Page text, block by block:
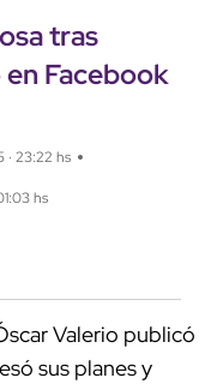
tras
Facebook
23:22 hs
hs
Valerio publicó
sus planes y